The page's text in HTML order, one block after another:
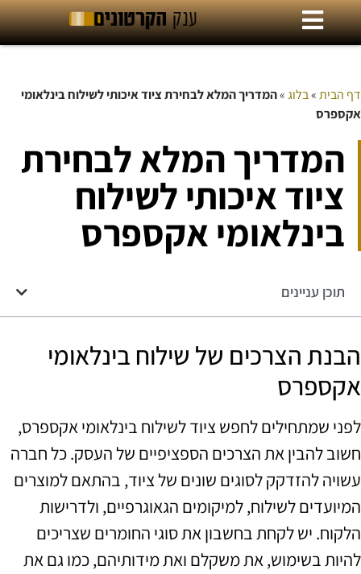
דף הבית»בלוג»המדריך המלא לבחירת ציוד איכותי לשילוח בינלאומי
אקספרס
המדריך המלא לבחירת
ציוד איכותי לשילוח
בינלאומי אקספרס
תוכן עניינים
הבנת הצרכים של שילוח בינלאומי
אקספרס
לפני שמתחילים לחפש ציוד לשילוח בינלאומי אקספרס,
חשוב להבין את הצרכים הספציפיים של העסק. כל חברה
עשויה להזדקק לסוגים שונים של ציוד, בהתאם למוצרים
המיועדים לשילוח, למיקומים הגאוגרפיים, ולדרישות
הלקוח. יש לקחת בחשבון את סוגי החומרים שצריכים
להיות בשימוש, את משקלם ואת מידותיהם, כמו גם את